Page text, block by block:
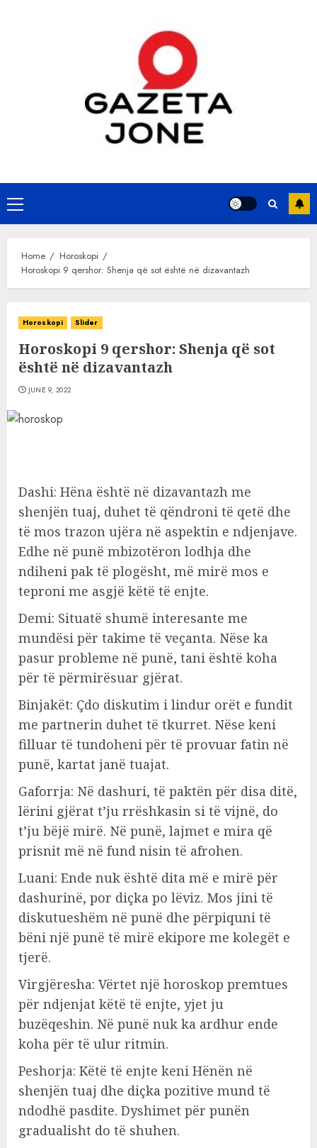
Primary
Menu
Home
Horoskopi
Horoskopi 9 qershor: Shenja që sot është në dizavantazh
Horoskopi Slider
Horoskopi 9 qershor: Shenja që sot
është në dizavantazh
JUNE 9, 2022
Dashi: Hëna është në dizavantazh me
shenjën tuaj, duhet të qëndroni të qetë dhe
të mos trazon ujëra në aspektin e ndjenjave.
Edhe në punë mbizotëron lodhja dhe
ndiheni pak të plogësht, më mirë mos e
teproni me asgjë këtë të enjte.
Demi: Situatë shumë interesante me
mundësi për takime të veçanta. Nëse ka
pasur probleme në punë, tani është koha
për të përmirësuar gjërat.
Binjakët: Çdo diskutim i lindur orët e fundit
me partnerin duhet të tkurret. Nëse keni
filluar të tundoheni për të provuar fatin në
punë, kartat janë tuajat.
Gaforrja: Në dashuri, të paktën për disa ditë,
lërini gjërat t’ju rrëshkasin si të vijnë, do
t’ju bëjë mirë. Në punë, lajmet e mira që
prisnit më në fund nisin të afrohen.
Luani: Ende nuk është dita më e mirë për
dashurinë, por diçka po lëviz. Mos jini të
diskutueshëm në punë dhe përpiquni të
bëni një punë të mirë ekipore me kolegët e
tjerë.
Virgjëresha: Vërtet një horoskop premtues
për ndjenjat këtë të enjte, yjet ju
buzëqeshin. Në punë nuk ka ardhur ende
koha për të ulur ritmin.
Peshorja: Këtë të enjte keni Hënën në
shenjën tuaj dhe diçka pozitive mund të
ndodhë pasdite. Dyshimet për punën
gradualisht do të shuhen.